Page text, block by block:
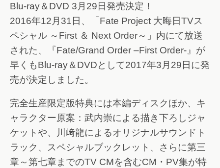
Blu-ray＆DVD 3月29日発売決定！
2016年12月31日、「Fate Project 大晦日TVス
ペシャル ～First ＆ Next Order～」内にて放送
された、『Fate/Grand Order –First Order-』が
早くもBlu-ray＆DVDとして2017年3月29日に発
売が決定しました。
完全生産限定版特典には本編ディスクほか、キ
ャラクター原案：武内崇による描き下ろしジャ
ケットや、川﨑龍によるオリジナルサウンドト
ラック、スペシャルブックレット、さらに第三
章～第七章までのTV CMを含むCM・PV集が特